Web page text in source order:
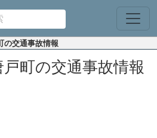
の交通事故情報
町の交通事故情報